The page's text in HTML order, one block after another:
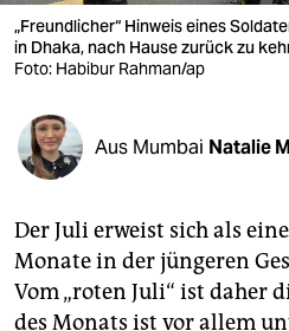
verlag
shop
fragen & hilfe
unterstützen
abo
„Freundlicher“ Hinweis eines
in Dhaka, nach Hause zurück zu
Foto: Habibur Rahman/ap
Aus Mumbai Natalie
Der Juli erweist sich als
Monate in der jüngeren
Vom „roten Juli“ ist daher
des Monats ist vor allem